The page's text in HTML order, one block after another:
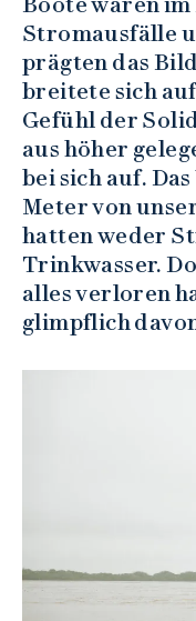
Stromausfälle
prägten das
breitete sich
Gefühl der
aus höher
bei sich auf.
Meter von
hatten weder
Trinkwasser.
alles verloren
glimpflich